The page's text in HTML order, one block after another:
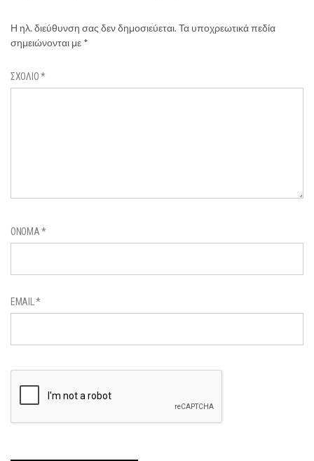
Η ηλ. διεύθυνση σας δεν δημοσιεύεται.Τα υποχρεωτικά πεδία
σημειώνονται με *
ΣΧΌΛΙΟ*
ΌΝΟΜΑ*
EMAIL*